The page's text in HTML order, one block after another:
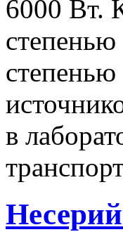
6000 Вт.
степенью
в